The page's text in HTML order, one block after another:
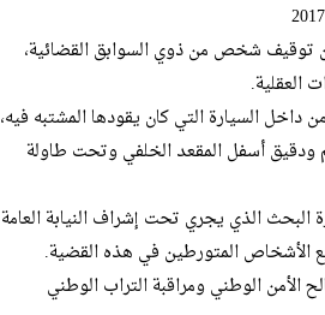
من توقيف شخص من ذوي السوابق القضائية،
العقلية.
داخل السيارة التي كان يقودها المشتبه فيه،
محكم ودقيق أسفل المقعد الخلفي وتحت طاولة
البحث الذي يجري تحت إشراف النيابة العامة
الأشخاص المتورطين في هذه القضية.
الأمن الوطني ومراقبة التراب الوطني